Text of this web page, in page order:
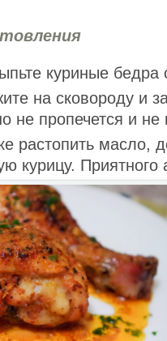
куриные бедра
на сковороду и
не пропечется и
растопить масло,
курицу. Приятного